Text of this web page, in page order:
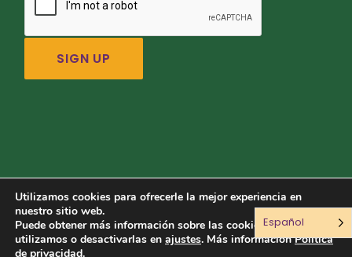
Conéctate con nosotros:
Utilizamos cookies para ofrecerle la mejor experiencia en
nuestro sitio web.
Puede obtener más información sobre las cookies que
utilizamos o desactivarlas en ajustes. Más informaciónPolítica
de privacidad.
Español